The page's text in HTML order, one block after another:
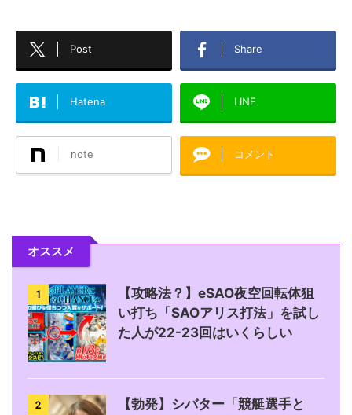
Post Share
Hatena LINE
note コメント
オススメ
1
【攻略法？】eSAO夜空回転体狙
い打ち「SAOアリス打法」を試し
た人が22-23回はいくらしい
2
【勃発】シバター「競艇選手と